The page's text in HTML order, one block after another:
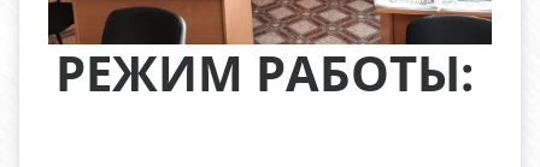
РЕЖИМ РАБОТЫ: